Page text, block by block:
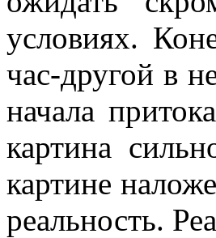
условиях.
час-другой в
начала
картина
картине
реальность.